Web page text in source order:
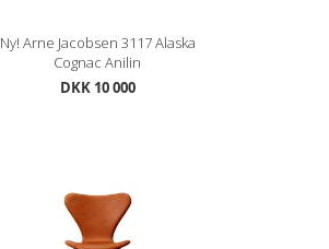
Ny! Arne Jacobsen 3117 Alaska
Cognac Anilin
DKK 10 000